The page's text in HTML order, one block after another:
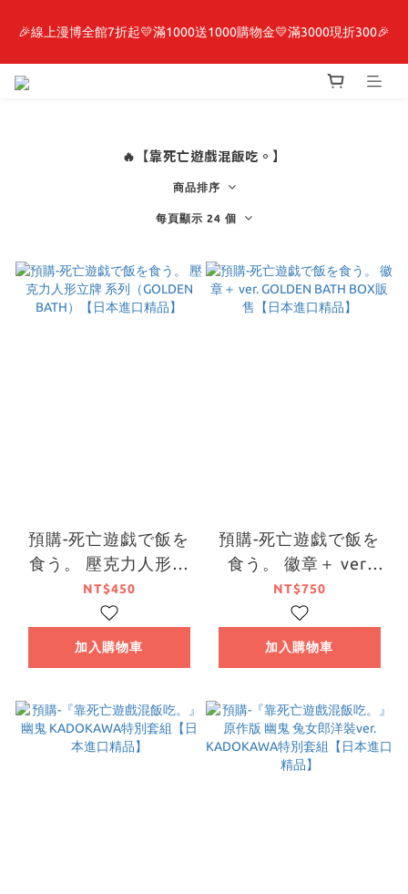
最新開賣🔥「全知讀者視角」 周邊商品
🎉線上漫博全館7折起💛滿1000送1000購物金💛滿3000現折300🎉
【抽籤堂】 影之強者、你又被殺了呢，偵探大人、約會大作戰、
最新開賣🔥「全知讀者視角」 周邊商品
🔥【靠死亡遊戲混飯吃。】
商品排序
每頁顯示 24 個
預購-死亡遊戯で飯を
食う。 壓克力人形立
牌 系列（GOLDEN
BATH）【日本進口精
品】
NT$450
加入購物車
預購-死亡遊戯で飯を
食う。 徽章＋ ver.
GOLDEN BATH BOX
販售【日本進口精品】
NT$750
加入購物車